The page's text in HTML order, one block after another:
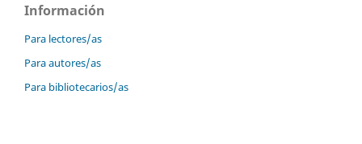
Información
Para lectores/as
Para autores/as
Para bibliotecarios/as